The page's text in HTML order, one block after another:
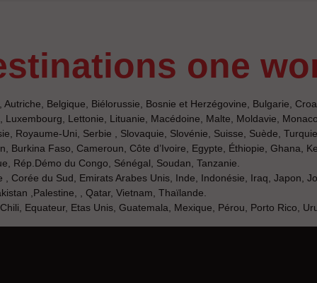
one
Autriche, Belgique, Biélorussie, Bosnie et Herzégovine, Bulgarie,
Lettonie, Lituanie, Macédoine, Malte, Moldavie,
Royaume-Uni, Serbie , Slovaquie, Slovénie, Suisse, Suède,
Burkina Faso, Cameroun, Côte d’Ivoire, Egypte, Éthiopie, Ghana,
Rép.Démo du Congo, Sénégal, Soudan, Tanzanie.
, Corée du Sud, Emirats Arabes Unis, Inde, Indonésie, Iraq, Japon,
,Palestine, , Qatar, Vietnam, Thaïlande.
Equateur, Etas Unis, Guatemala, Mexique, Pérou, Porto Rico,